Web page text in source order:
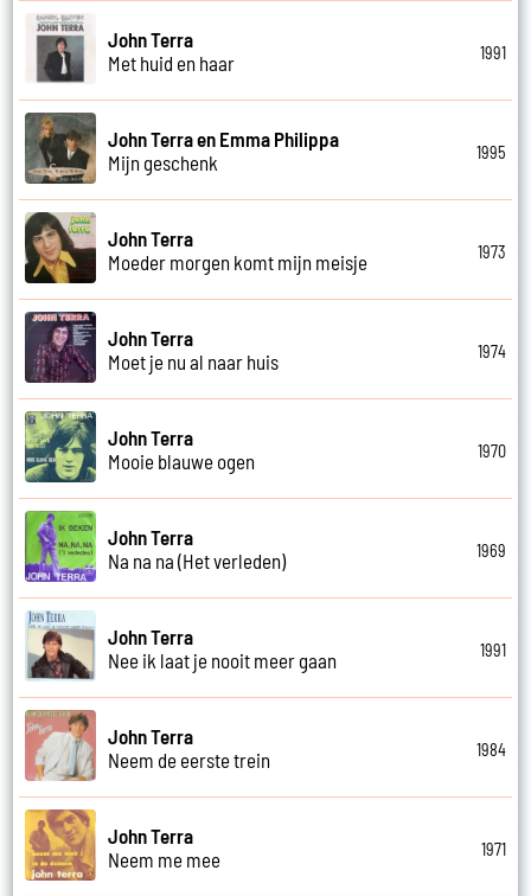
John Terra
Met huid en haar
1991
John Terra en Emma Philippa
Mijn geschenk
1995
John Terra
Moeder morgen komt mijn meisje
1973
John Terra
Moet je nu al naar huis
1974
John Terra
Mooie blauwe ogen
1970
John Terra
Na na na (Het verleden)
1969
John Terra
Nee ik laat je nooit meer gaan
1991
John Terra
Neem de eerste trein
1984
John Terra
Neem me mee
1971